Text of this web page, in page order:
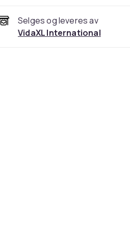
Selges og leveres av
VidaXL International